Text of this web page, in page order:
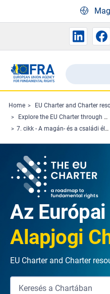
Search
the
FRA
website
Keresés
Home
EU Charter and Charter
Explore the EU Charter through Charterpedia
7. cikk - A magán- és a családi élet tiszteletben tartása
Az Európai
Alapjogi
EU Charter and Charter